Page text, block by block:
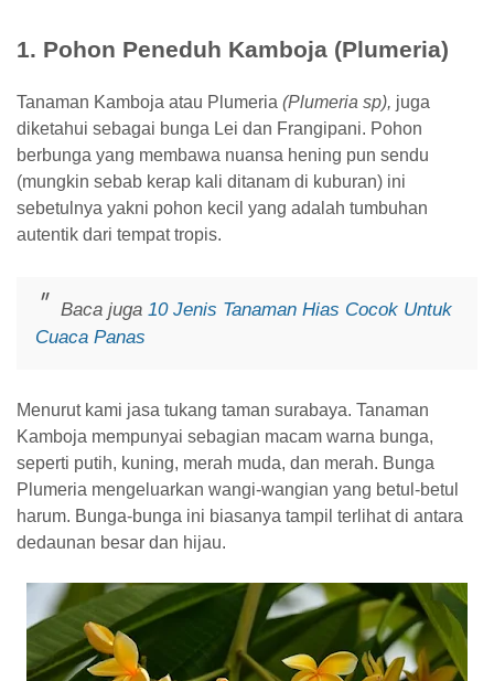
1. Pohon Peneduh Kamboja (Plumeria)
Tanaman Kamboja atau Plumeria (Plumeria sp), juga
diketahui sebagai bunga Lei dan Frangipani. Pohon
berbunga yang membawa nuansa hening pun sendu
(mungkin sebab kerap kali ditanam di kuburan) ini
sebetulnya yakni pohon kecil yang adalah tumbuhan
autentik dari tempat tropis.
Baca juga 10 Jenis Tanaman Hias Cocok Untuk
Cuaca Panas
Menurut kami jasa tukang taman surabaya. Tanaman
Kamboja mempunyai sebagian macam warna bunga,
seperti putih, kuning, merah muda, dan merah. Bunga
Plumeria mengeluarkan wangi-wangian yang betul-betul
harum. Bunga-bunga ini biasanya tampil terlihat di antara
dedaunan besar dan hijau.